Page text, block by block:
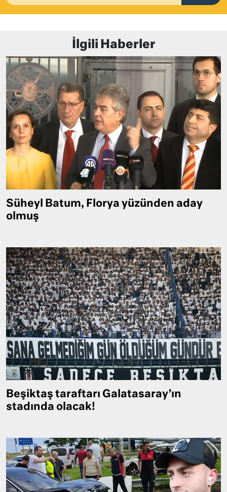
İlgili Haberler
Süheyl Batum, Florya yüzünden aday
olmuş
Beşiktaş taraftarı Galatasaray’ın
stadında olacak!